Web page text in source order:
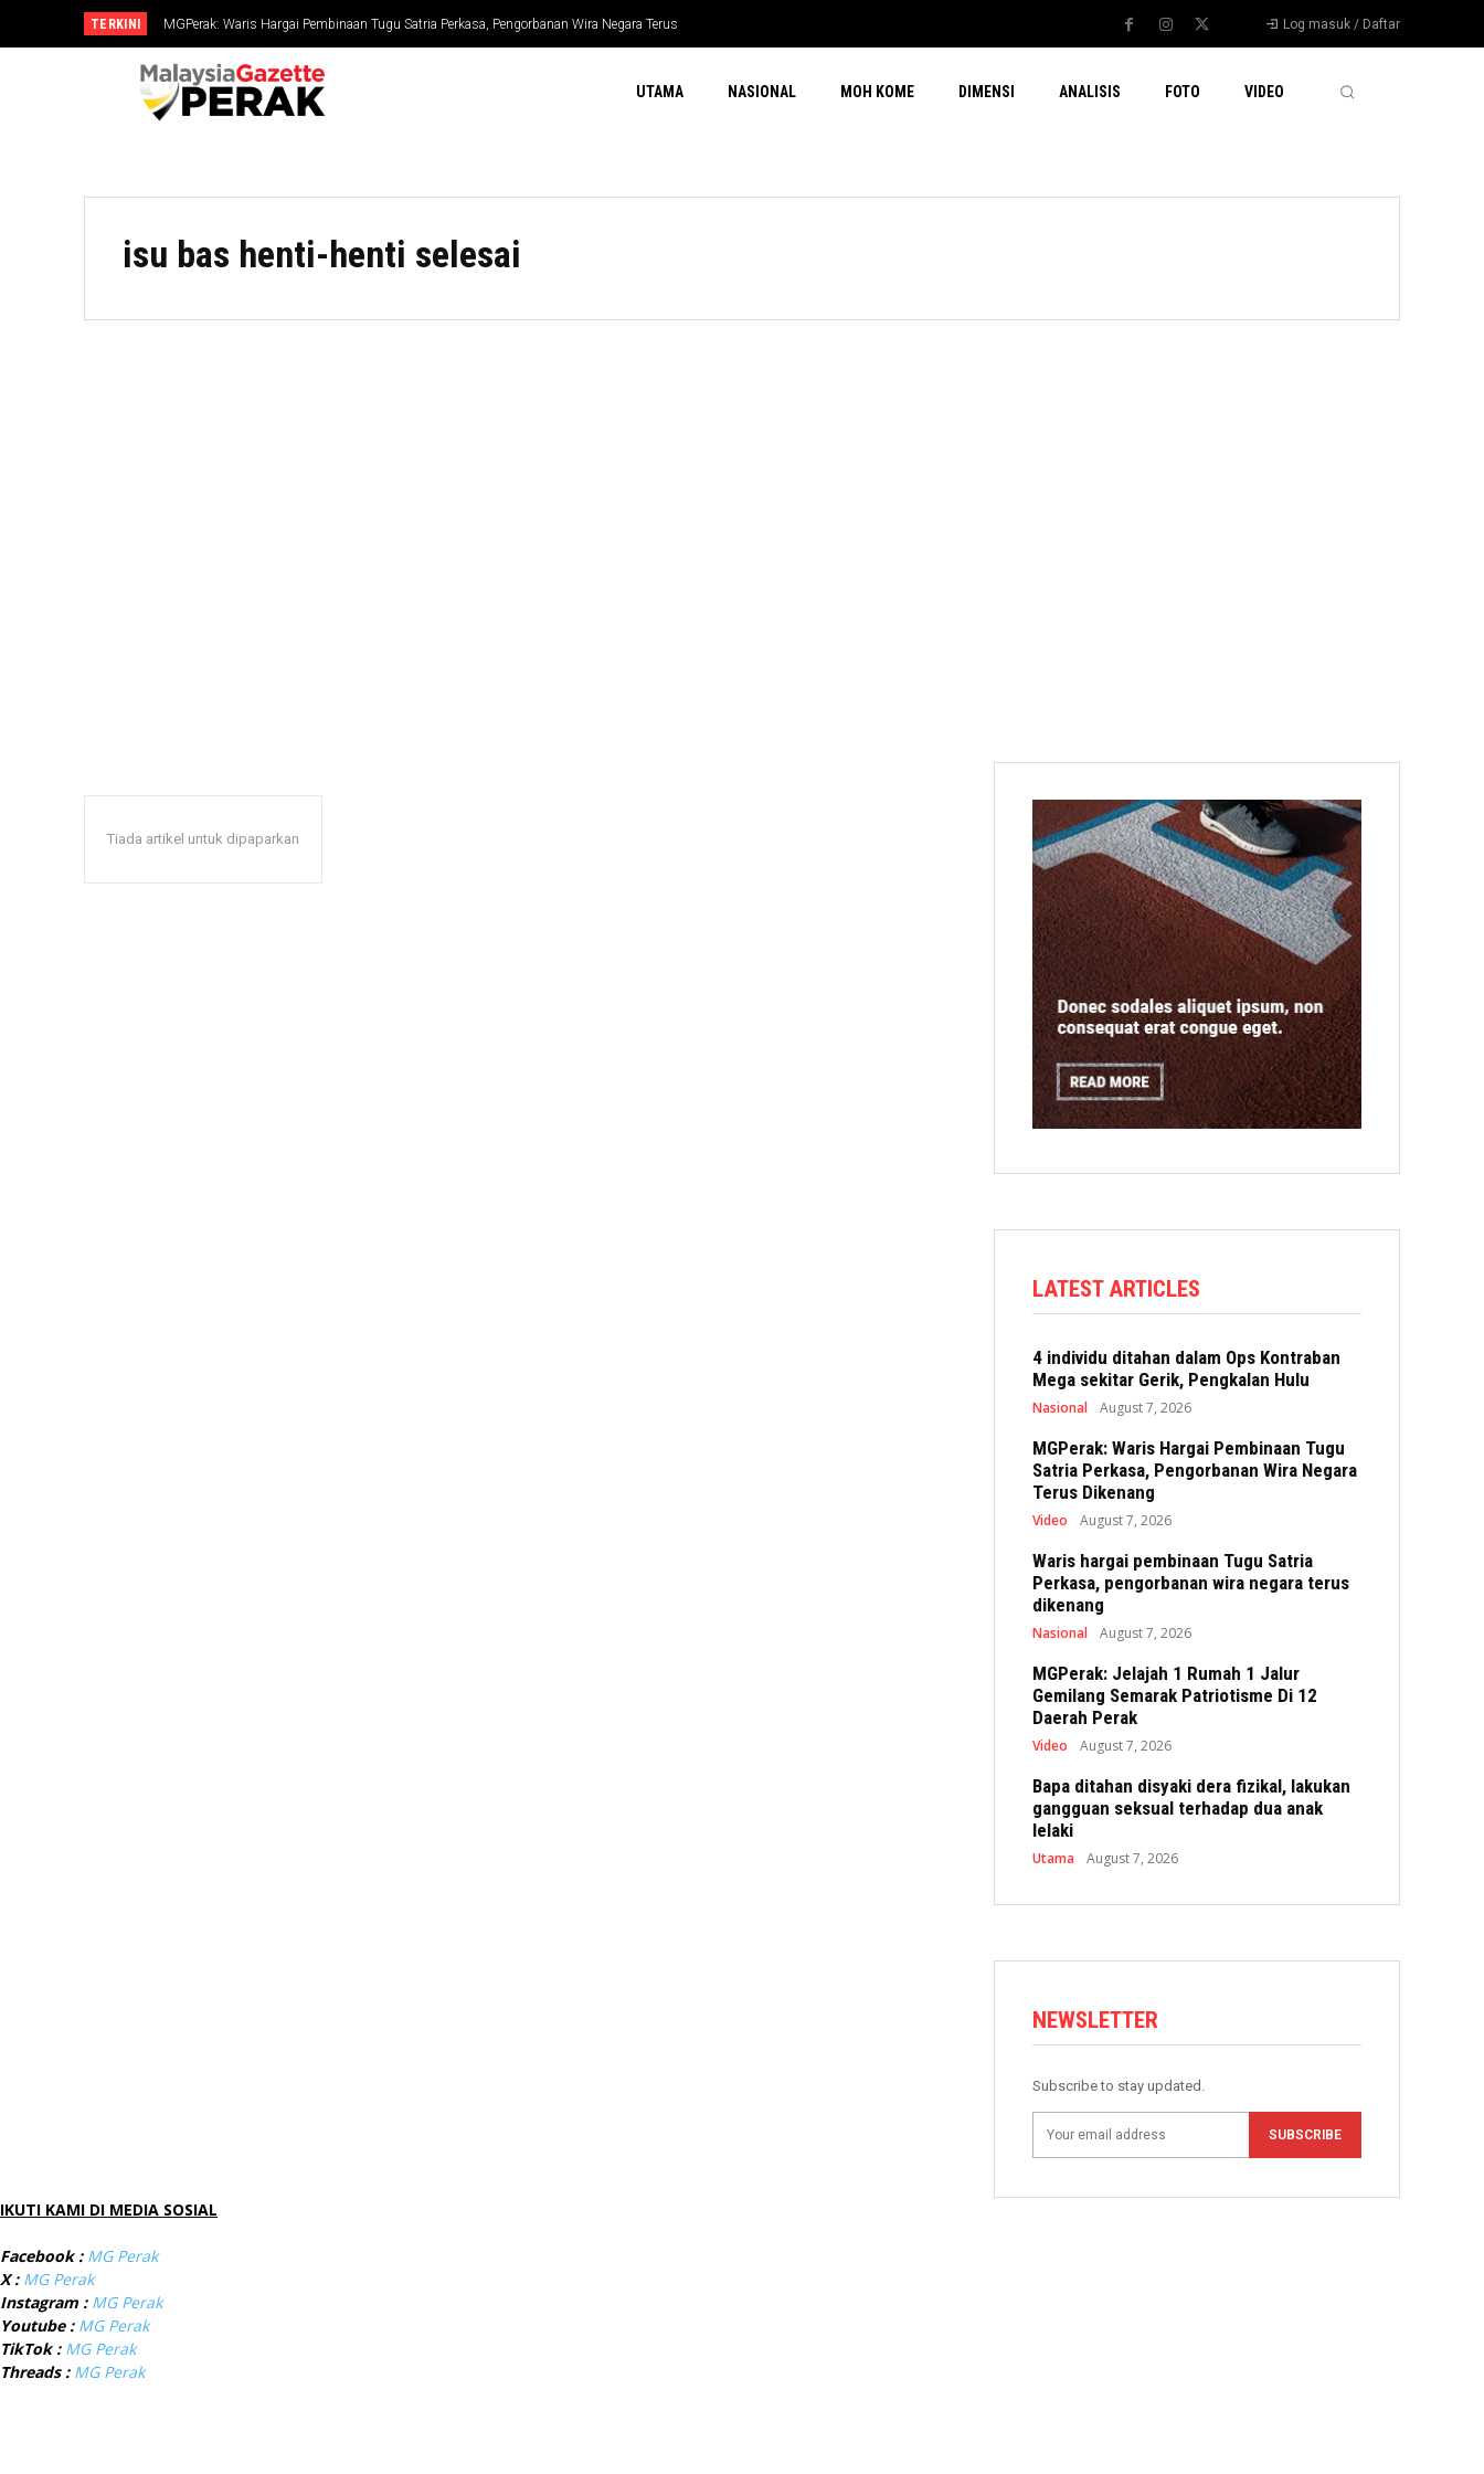
TERKINI
MGPerak: Waris Hargai Pembinaan Tugu Satria Perkasa, Pengorbanan Wira Negara Terus
Dikenang
Log masuk / Daftar
UTAMA NASIONAL MOH KOME DIMENSI ANALISIS FOTO VIDEO
isu bas henti-henti selesai
Tiada artikel untuk dipaparkan
LATEST ARTICLES
4 individu ditahan dalam Ops Kontraban
Mega sekitar Gerik, Pengkalan Hulu
Nasional August 7, 2026
MGPerak: Waris Hargai Pembinaan Tugu
Satria Perkasa, Pengorbanan Wira Negara
Terus Dikenang
Video August 7, 2026
Waris hargai pembinaan Tugu Satria
Perkasa, pengorbanan wira negara terus
dikenang
Nasional August 7, 2026
MGPerak: Jelajah 1 Rumah 1 Jalur
Gemilang Semarak Patriotisme Di 12
Daerah Perak
Video August 7, 2026
Bapa ditahan disyaki dera fizikal, lakukan
gangguan seksual terhadap dua anak
lelaki
Utama August 7, 2026
NEWSLETTER
Subscribe to stay updated.
SUBSCRIBE
IKUTI KAMI DI MEDIA SOSIAL
Facebook : MG Perak
X : MG Perak
Instagram : MG Perak
Youtube : MG Perak
TikTok : MG Perak
Threads : MG Perak